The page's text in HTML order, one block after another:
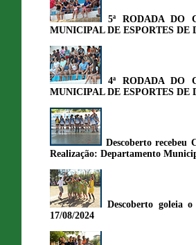
5ª RODADA DO
MUNICIPAL DE ESPORTES DE
4ª RODADA DO
MUNICIPAL DE ESPORTES DE
Descoberto recebeu
Realização: Departamento
Descoberto goleia
17/08/2024